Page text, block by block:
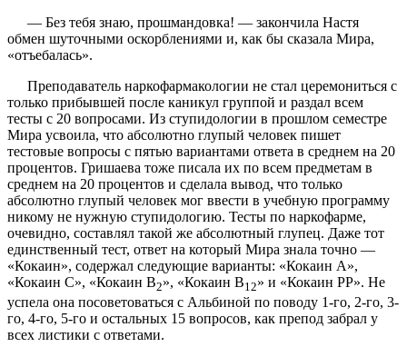
— Без тебя знаю, прошмандовка! — закончила Настя
обмен шуточными оскорблениями и, как бы сказала Мира,
«отъебалась».
Преподаватель наркофармакологии не стал церемониться с
только прибывшей после каникул группой и раздал всем
тесты с 20 вопросами. Из ступидологии в прошлом семестре
Мира усвоила, что абсолютно глупый человек пишет
тестовые вопросы с пятью вариантами ответа в среднем на 20
процентов. Гришаева тоже писала их по всем предметам в
среднем на 20 процентов и сделала вывод, что только
абсолютно глупый человек мог ввести в учебную программу
никому не нужную ступидологию. Тесты по наркофарме,
очевидно, составлял такой же абсолютный глупец. Даже тот
единственный тест, ответ на который Мира знала точно —
«Кокаин», содержал следующие варианты: «Кокаин А»,
«Кокаин С», «Кокаин В2», «Кокаин В12» и «Кокаин РР». Не
успела она посоветоваться с Альбиной по поводу 1-го, 2-го, 3-
го, 4-го, 5-го и остальных 15 вопросов, как препод забрал у
всех листики с ответами.